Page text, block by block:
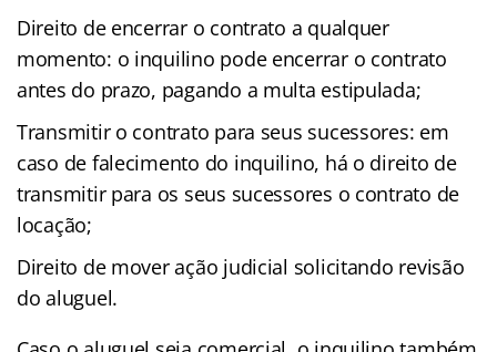
Direito de encerrar o contrato a qualquer
momento: o inquilino pode encerrar o contrato
antes do prazo, pagando a multa estipulada;
Transmitir o contrato para seus sucessores: em
caso de falecimento do inquilino, há o direito de
transmitir para os seus sucessores o contrato de
locação;
Direito de mover ação judicial solicitando revisão
do aluguel.